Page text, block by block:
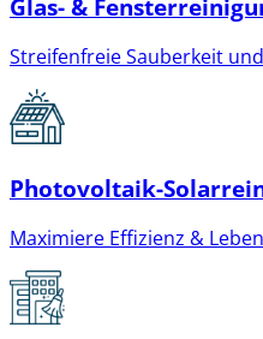
Glas- &
Streifenfreie Sauberkeit
Photovoltaik-
Maximiere Effizienz &